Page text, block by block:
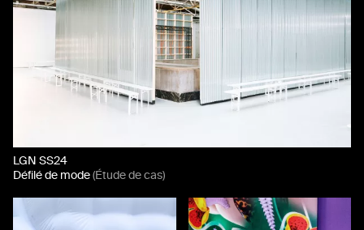
LGN SS24
Défilé de mode(Étude de cas)